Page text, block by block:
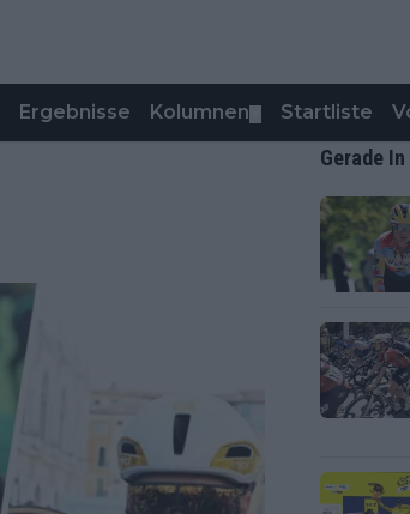
Ergebnisse Kolumnen Startliste
Gerade In